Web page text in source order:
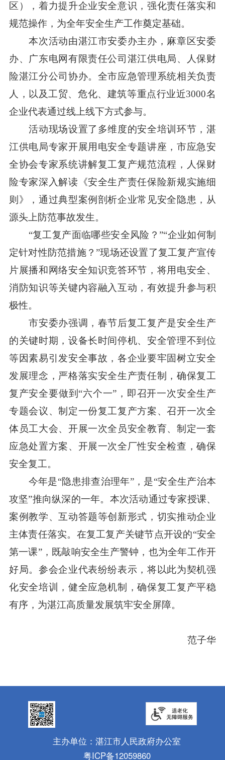
区），着力提升企业安全意识，强化责任落实和
规范操作，为全年安全生产工作奠定基础。
本次活动由湛江市安委办主办，麻章区安委
办、广东电网有限责任公司湛江供电局、人保财
险湛江分公司协办。全市应急管理系统相关负责
人，以及工贸、危化、建筑等重点行业近3000名
企业代表通过线上线下方式参与。
活动现场设置了多维度的安全培训环节，湛
江供电局专家开展用电安全专题讲座，市应急安
全协会专家系统讲解复工复产规范流程，人保财
险专家深入解读《安全生产责任保险新规实施细
则》，通过典型案例剖析企业常见安全隐患，从
源头上防范事故发生。
“复工复产面临哪些安全风险？”“企业如何制
定针对性防范措施？”现场还设置了复工复产宣传
片展播和网络安全知识竞答环节，将用电安全、
消防知识等关键内容融入互动，有效提升参与积
极性。
市安委办强调，春节后复工复产是安全生产
的关键时期，设备长时间停机、安全管理不到位
等因素易引发安全事故，各企业要牢固树立安全
发展理念，严格落实安全生产责任制，确保复工
复产安全要做到“六个一”，即召开一次安全生产
专题会议、制定一份复工复产方案、召开一次全
体员工大会、开展一次全员安全教育、制定一套
应急处置方案、开展一次全厂性安全检查，确保
安全复工。
今年是“隐患排查治理年”，是“安全生产治本
攻坚”推向纵深的一年。本次活动通过专家授课、
案例教学、互动答题等创新形式，切实推动企业
主体责任落实。在复工复产关键节点开设的“安全
第一课”，既敲响安全生产警钟，也为全年工作开
好局。参会企业代表纷纷表示，将以此为契机强
化安全培训，健全应急机制，确保复工复产平稳
有序，为湛江高质量发展筑牢安全屏障。
范子华
主办单位：湛江市人民政府办公室
粤ICP备12059860